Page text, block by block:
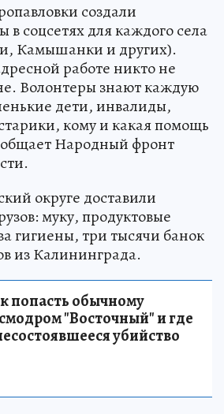
создали
в соцсетях для каждого села
Камышанки и других).
работе никто не
Волонтеры знают каждую
дети, инвалиды,
кому и какая помощь
Народный фронт
округе доставили
муку, продуктовые
гигиены, три тысячи банок
из Калининграда.
попасть обычному
"Восточный" и где
убийство